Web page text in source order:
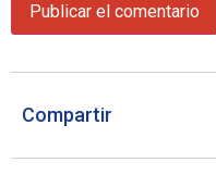
Compartir